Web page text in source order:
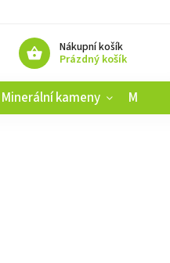
Nákupní košík
Prázdný košík
Minerální kameny